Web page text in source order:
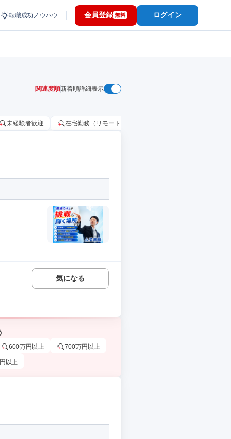
転職成功ノウハウ 会員登録 無料 ログイン
関連度順新着順詳細表示
未経験者歓迎 在宅勤務（リモートワーク）OK
気になる
600万円以上 700万円以上
以上